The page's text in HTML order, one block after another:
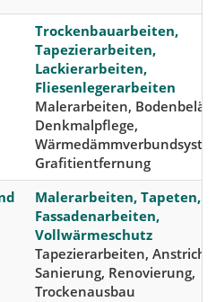
Trockenbauarbeiten,
Tapezierarbeiten,
Lackierarbeiten,
Fliesenlegerarbeiten
Malerarbeiten,
Denkmalpflege,
Grafitientfernung
Malerarbeiten, Tapeten,
Fassadenarbeiten,
Vollwärmeschutz
Tapezierarbeiten,
Sanierung, Renovierung,
Trockenausbau